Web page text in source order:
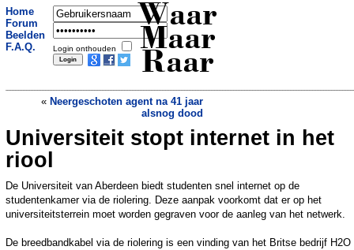
Home
Forum
Beelden
F.A.Q.
Login onthouden
Waar
Maar
Raar
« Neergeschoten agent na 41 jaar
alsnog dood
Vrouw steekt penis van ex in brand»
Universiteit stopt internet in het
riool
De Universiteit van Aberdeen biedt studenten snel internet op de
studentenkamer via de riolering. Deze aanpak voorkomt dat er op het
universiteitsterrein moet worden gegraven voor de aanleg van het netwerk.
De breedbandkabel via de riolering is een vinding van het Britse bedrijf H2O